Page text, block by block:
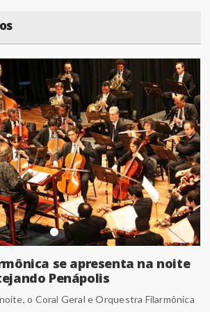
se apresenta na noite
Penápolis
o Coral Geral e Orquestra Filarmônica